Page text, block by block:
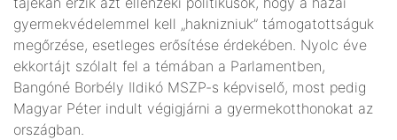
gyermekvédelemmel kell „haknizniuk” támogatottságuk
megőrzése, esetleges erősítése érdekében. Nyolc éve
ekkortájt szólalt fel a témában a Parlamentben,
Bangóné Borbély Ildikó MSZP-s képviselő, most pedig
Magyar Péter indult végigjárni a gyermekotthonokat az
országban.